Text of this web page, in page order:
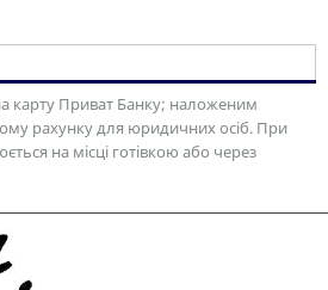
карту Приват Банку; наложеним
рахунку для юридичних осіб. При
на місці готівкою або через